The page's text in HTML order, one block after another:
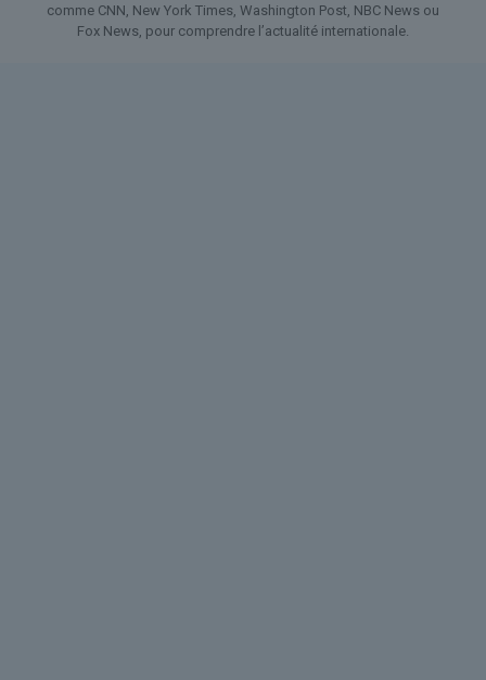
comme CNN, New York Times, Washington Post, NBC News ou
Fox News, pour comprendre l’actualité internationale.